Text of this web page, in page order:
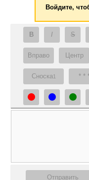
Войдите,
B I S
Вправо Центр
Сноска1 * * *